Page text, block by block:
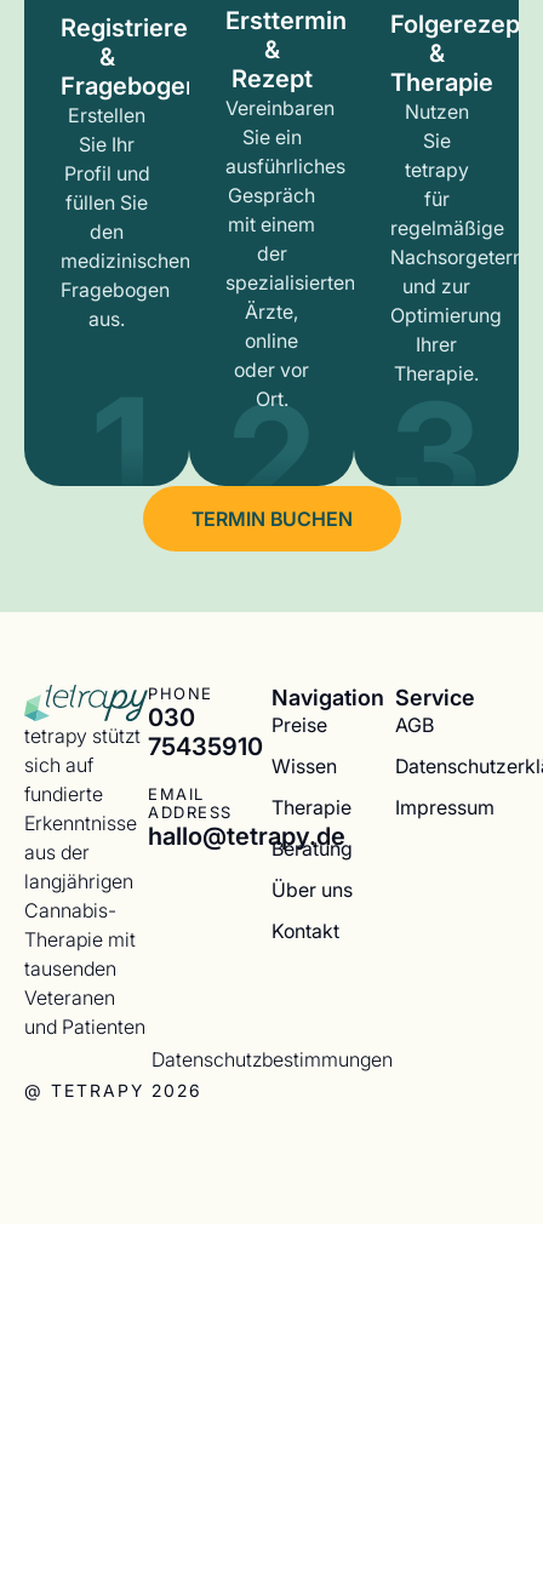
Registrieren
&
Fragebogen
Erstellen
Sie Ihr
Profil und
füllen Sie
den
medizinischen
Fragebogen
aus.
1
Ersttermin
&
Rezept
Vereinbaren
Sie ein
ausführliches
Gespräch
mit einem
der
spezialisierten
Ärzte,
online
oder vor
Ort.
2
Folgerezept
&
Therapie
Nutzen
Sie
tetrapy
für
regelmäßige
und zur
Optimierung
Ihrer
Therapie.
3
TERMIN BUCHEN
tetrapy stützt
sich auf
fundierte
Erkenntnisse
aus der
langjährigen
Cannabis-
Therapie mit
tausenden
Veteranen
und Patienten
PHONE
030
75435910
EMAIL
ADDRESS
hallo@tetrapy.de
Navigation
Preise
Wissen
Therapie
Beratung
Über uns
Kontakt
Service
AGB
Impressum
@ TETRAPY 2026
Datenschutzbestimmungen